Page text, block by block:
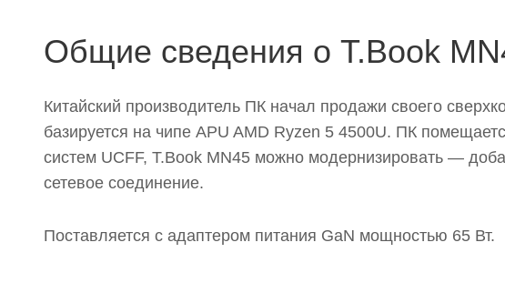
Общие сведения о T.Book
Китайский производитель ПК начал продажи своего
базируется на чипе APU AMD Ryzen 5 4500U. ПК
систем UCFF, T.Book MN45 можно модернизировать —
сетевое соединение.
Поставляется с адаптером питания GaN мощностью 65 Вт.